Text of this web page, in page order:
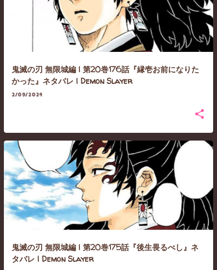
鬼滅の刃 無限城編 | 第20巻176話『縁壱お前になりた
かった』ネタバレ | Demon Slayer
2/09/2024
鬼滅の刃 無限城編 | 第20巻175話『後生畏るべし』ネ
タバレ | Demon Slayer